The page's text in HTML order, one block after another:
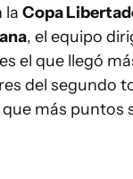
la Copa
, el equipo
el que llegó
del segundo
más puntos